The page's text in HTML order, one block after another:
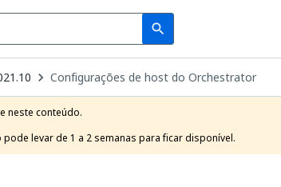
search
Search
Configurações de host do Orchestrator
neste conteúdo.
levar de 1 a 2 semanas para ficar disponível.